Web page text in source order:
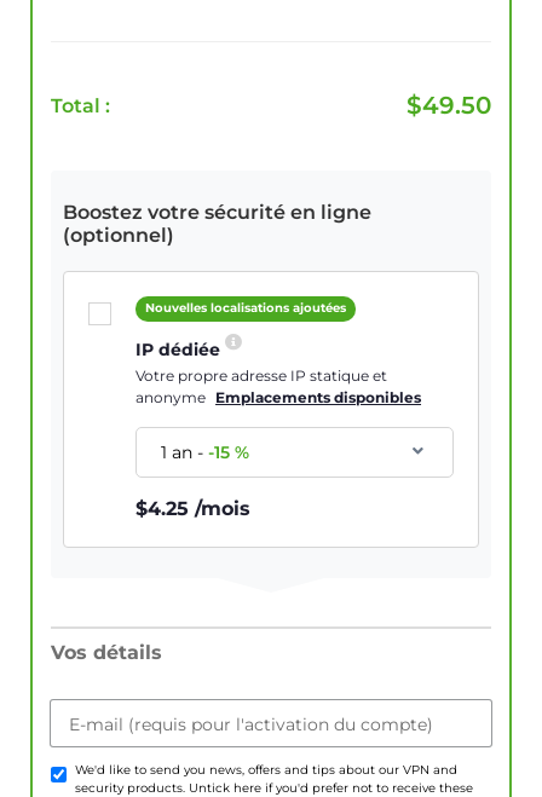
Total : $49.50
Boostez votre sécurité en ligne
(optionnel)
Nouvelles localisations ajoutées
IP dédiée
Votre propre adresse IP statique et
anonyme Emplacements disponibles
1 an--15 %
$4.25 /mois
Vos détails
E-mail (requis pour l'activation du compte)
We'd like to send you news, offers and tips about our VPN and
security products. Untick here if you'd prefer not to receive these